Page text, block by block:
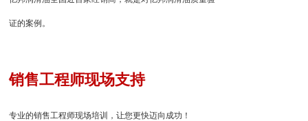
证的案例。
销售工程师现场支持
专业的销售工程师现场培训，让您更快迈向成功！